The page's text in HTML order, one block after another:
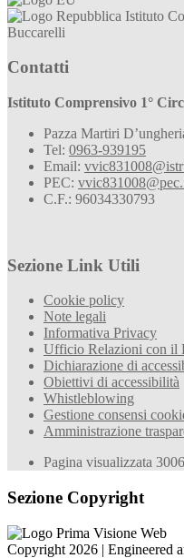
Istituto
Buccarelli
Contatti
Istituto Comprensivo 1°
Pazza Martiri
Tel: 0963-939195
Email:
PEC:
C.F.: 96034330793
Sezione Link Utili
Cookie policy
Note legali
Informativa Privacy
Ufficio Relazioni con il
Dichiarazione di
Obiettivi di accessibilità
Whistleblowing
Gestione consensi
Amministrazione
Pagina visualizzata 3006
Sezione Copyright
Copyright 2026 | Engineered